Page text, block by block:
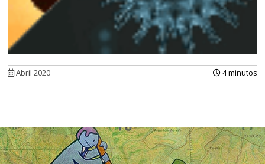
Abril 2020 4 minutos